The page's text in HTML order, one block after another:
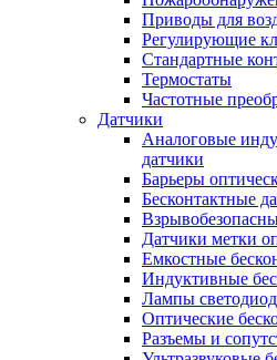
Приводы для
Регулирующие
Стандартные
Термостаты
Частотные
Датчики
Аналоговые
датчики
Барьеры
Бесконтактные
Датчики метки
Емкостные
Индуктивные
Лампы
Оптические
Разъемы и